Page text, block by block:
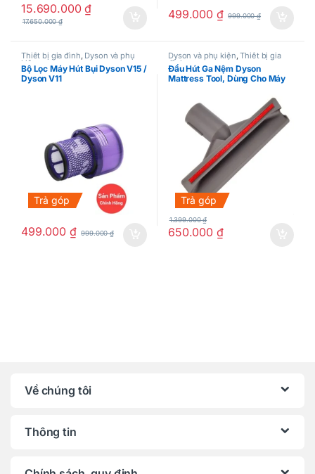
15.690.000₫
17.650.000₫
499.000 ₫ 999.000₫
Thiết bị gia đình, Dyson và phụ
kiện
Bộ Lọc Máy Hút Bụi Dyson V15 /
Dyson V11
Trả góp
499.000 ₫ 999.000₫
Dyson và phụ kiện,Thiết bị gia
đình
Đầu Hút Ga Nệm Dyson
Mattress Tool, Dùng Cho Máy
Trả góp
650.000 ₫
1.399.000₫
Về chúng tôi
Thông tin